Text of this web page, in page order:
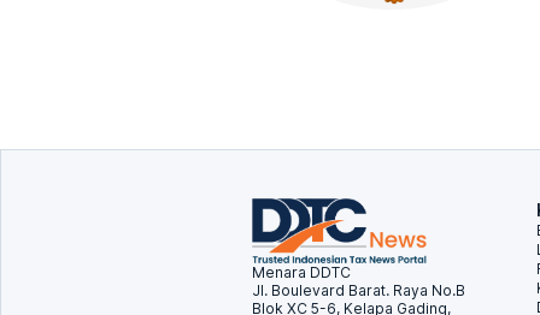
Menara DDTC
Jl. Boulevard Barat. Raya No.B
Blok XC 5-6, Kelapa Gading,